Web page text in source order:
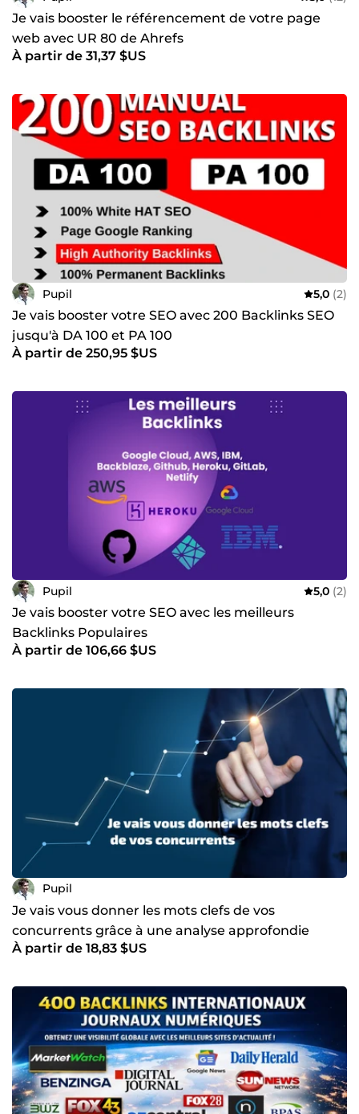
Je vais booster le référencement de votre page
web avec UR 80 de Ahrefs
À partir de 31,37 $US
Pupil 5,0 (2)
Je vais booster votre SEO avec 200 Backlinks SEO
jusqu'à DA 100 et PA 100
À partir de 250,95 $US
Pupil 5,0 (2)
Je vais booster votre SEO avec les meilleurs
Backlinks Populaires
À partir de 106,66 $US
Pupil
Je vais vous donner les mots clefs de vos
concurrents grâce à une analyse approfondie
À partir de 18,83 $US